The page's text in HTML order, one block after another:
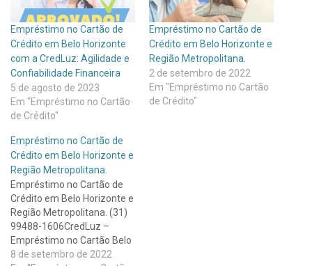
Empréstimo no Cartão de
Crédito em Belo Horizonte
com a CredLuz: Agilidade e
Confiabilidade Financeira
5 de agosto de 2023
Em "Empréstimo no Cartão
de Crédito"
Empréstimo no Cartão de
Crédito em Belo Horizonte e
Região Metropolitana.
2 de setembro de 2022
Em "Empréstimo no Cartão
de Crédito"
Empréstimo no Cartão de
Crédito em Belo Horizonte e
Região Metropolitana.
Empréstimo no Cartão de
Crédito em Belo Horizonte e
Região Metropolitana. (31)
99488-1606CredLuz –
Empréstimo no Cartão Belo
Horizonte
8 de setembro de 2022